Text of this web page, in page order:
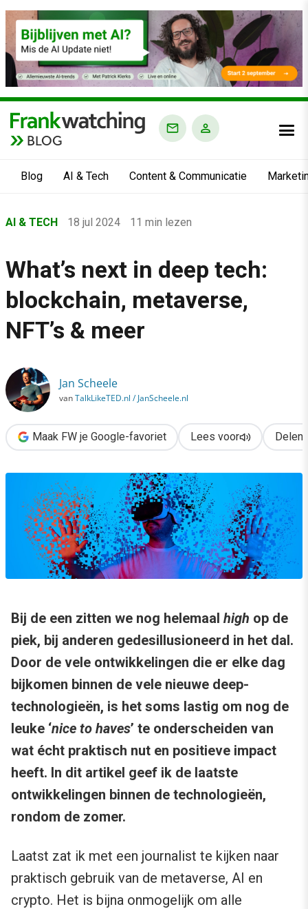
BLOG
Blog AI & Tech Content & Communicatie
›
›
AI & Tech
›
What’s next in deep tech: blockchain, metaverse, NFT’s & meer
AI & TECH 18 jul 2024 11 min lezen
What’s next in deep tech:
blockchain, metaverse,
NFT’s & meer
Jan Scheele
vanTalkLikeTED.nl / JanScheele.nl
Maak FW je Google-favoriet Lees voor Delen
Bij de een zitten we nog helemaal high op de
piek, bij anderen gedesillusioneerd in het dal.
Door de vele ontwikkelingen die er elke dag
bijkomen binnen de vele nieuwe deep-
technologieën, is het soms lastig om nog de
leuke ‘nice to haves’ te onderscheiden van
wat écht praktisch nut en positieve impact
heeft. In dit artikel geef ik de laatste
ontwikkelingen binnen de technologieën,
rondom de zomer.
Laatst zat ik met een journalist te kijken naar
praktisch gebruik van de metaverse, AI en
crypto. Het is bijna onmogelijk om alle